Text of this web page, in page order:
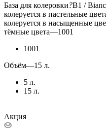
База для колеровки?B1 /
колеруется в пастельные
колеруется в насыщенные
тёмные цвета—1001
1001
Объём—15 л.
5 л.
15 л.
Акция